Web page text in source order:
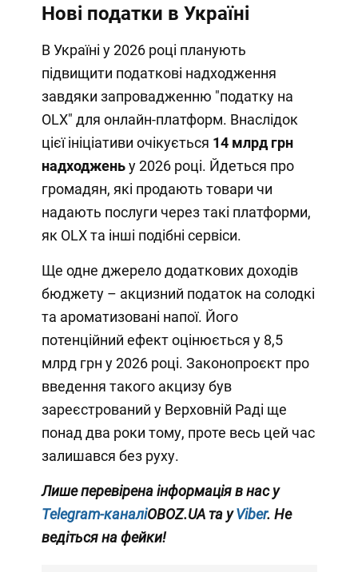
Нові податки в Україні
В Україні у 2026 році планують
підвищити податкові надходження
завдяки запровадженню "податку на
OLX" для онлайн-платформ. Внаслідок
цієї ініціативи очікується 14 млрд грн
надходженьу 2026 році. Йдеться про
громадян, які продають товари чи
надають послуги через такі платформи,
як OLX та інші подібні сервіси.
Ще одне джерело додаткових доходів
бюджету – акцизний податок на солодкі
та ароматизовані напої. Його
потенційний ефект оцінюється у 8,5
млрд грн у 2026 році. Законопроєкт про
введення такого акцизу був
зареєстрований у Верховній Раді ще
понад два роки тому, проте весь цей час
залишався без руху.
Лише перевірена інформація в нас у
Telegram-каналіOBOZ.UA та уViber. Не
ведіться на фейки!